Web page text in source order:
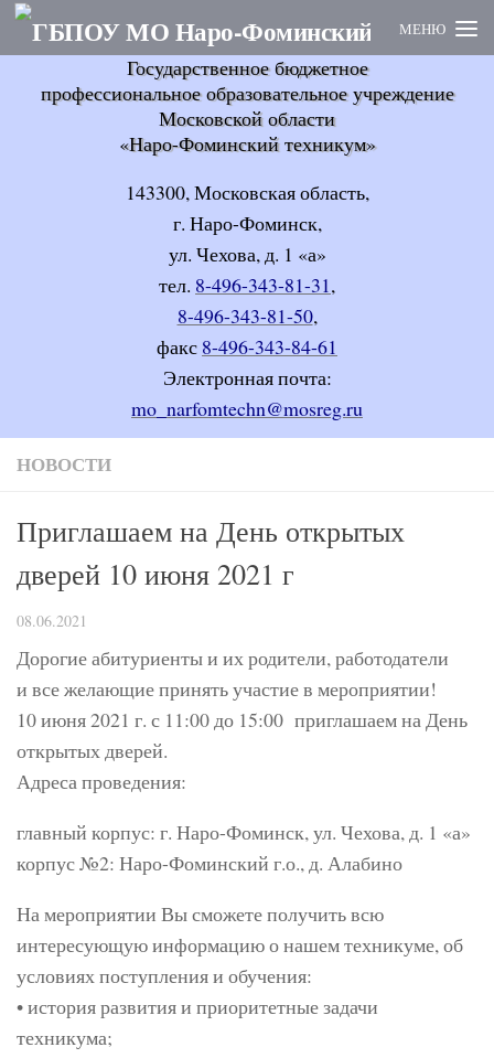
Перейти к содержимому
Государственное бюджетное
профессиональное образовательное учреждение
Московской области
«Наро-Фоминский техникум»
143300, Московская область,
г. Наро-Фоминск,
ул. Чехова, д. 1 «а»
тел. 8-496-343-81-31,
8-496-343-81-50,
факс 8-496-343-84-61
Электронная почта:
mo_narfomtechn@mosreg.ru
НОВОСТИ
Приглашаем на День открытых
дверей 10 июня 2021 г
08.06.2021
Дорогие абитуриенты и их родители, работодатели
и все желающие принять участие в мероприятии!
10 июня 2021 г. с 11:00 до 15:00 приглашаем на День
открытых дверей.
Адреса проведения:
главный корпус: г. Наро-Фоминск, ул. Чехова, д. 1 «а»
корпус №2: Наро-Фоминский г.о., д. Алабино
На мероприятии Вы сможете получить всю
интересующую информацию о нашем техникуме, об
условиях поступления и обучения:
• история развития и приоритетные задачи
техникума;